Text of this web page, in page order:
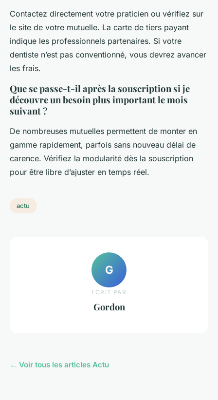
Contactez directement votre praticien ou vérifiez sur
le site de votre mutuelle. La carte de tiers payant
indique les professionnels partenaires. Si votre
dentiste n’est pas conventionné, vous devrez avancer
les frais.
Que se passe-t-il après la souscription si je
découvre un besoin plus important le mois
suivant ?
De nombreuses mutuelles permettent de monter en
gamme rapidement, parfois sans nouveau délai de
carence. Vérifiez la modularité dès la souscription
pour être libre d’ajuster en temps réel.
actu
G
ECRIT PAR
Gordon
← Voir tous les articles Actu